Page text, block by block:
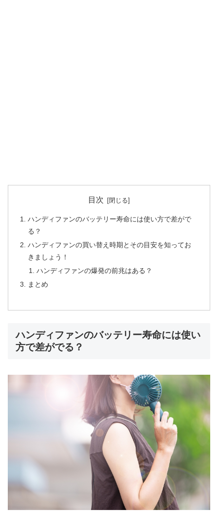
目次
ハンディファンのバッテリー寿命には使い方で差がで
る？
ハンディファンの買い替え時期とその目安を知ってお
きましょう！
ハンディファンの爆発の前兆はある？
まとめ
ハンディファンのバッテリー寿命には使い
方で差がでる？